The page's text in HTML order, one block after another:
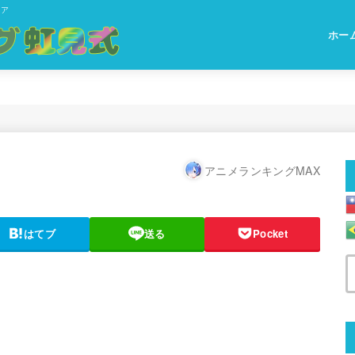
ホー
アニメランキングMAX
はてブ 送る Pocket